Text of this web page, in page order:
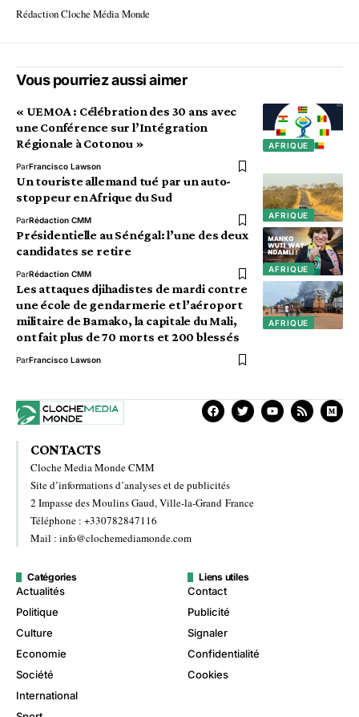
Rédaction Cloche Média Monde
Vous pourriez aussi aimer
AFRIQUE
« UEMOA : Célébration des 30 ans avec
une Conférence sur l’Intégration
Régionale à Cotonou »
ParFrancisco Lawson
AFRIQUE
Un touriste allemand tué par un auto-
stoppeur en Afrique du Sud
ParRédaction CMM
AFRIQUE
Présidentielle au Sénégal: l’une des deux
candidates se retire
ParRédaction CMM
AFRIQUE
Les attaques djihadistes de mardi contre
une école de gendarmerie et l’aéroport
militaire de Bamako, la capitale du Mali,
ont fait plus de 70 morts et 200 blessés
ParFrancisco Lawson
CONTACTS
Cloche Media Monde CMM
Site d’informations d’analyses et de publicités
2 Impasse des Moulins Gaud, Ville-la-Grand France
Téléphone : +330782847116
Mail : info@clochemediamonde.com
Catégories
Actualités
Politique
Culture
Economie
Société
International
Liens utiles
Contact
Publicité
Signaler
Confidentialité
Cookies